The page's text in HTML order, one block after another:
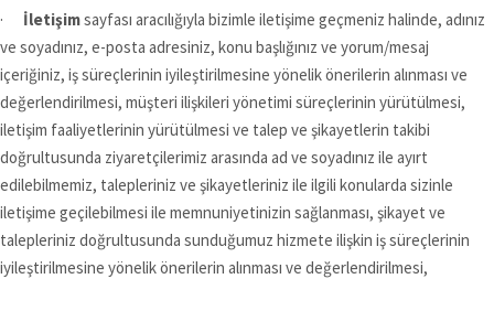
· İletişimsayfası aracılığıyla bizimle iletişime geçmeniz halinde, adınız
ve soyadınız, e-posta adresiniz, konu başlığınız ve yorum/mesaj
içeriğiniz, iş süreçlerinin iyileştirilmesine yönelik önerilerin alınması ve
değerlendirilmesi, müşteri ilişkileri yönetimi süreçlerinin yürütülmesi,
iletişim faaliyetlerinin yürütülmesi ve talep ve şikayetlerin takibi
doğrultusunda ziyaretçilerimiz arasında ad ve soyadınız ile ayırt
edilebilmemiz, talepleriniz ve şikayetleriniz ile ilgili konularda sizinle
iletişime geçilebilmesi ile memnuniyetinizin sağlanması, şikayet ve
talepleriniz doğrultusunda sunduğumuz hizmete ilişkin iş süreçlerinin
iyileştirilmesine yönelik önerilerin alınması ve değerlendirilmesi,